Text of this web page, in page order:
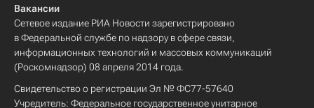
Вакансии
Сетевое издание РИА Новости зарегистрировано
в Федеральной службе по надзору в сфере связи,
информационных технологий и массовых коммуникаций
(Роскомнадзор) 08 апреля 2014 года.
Свидетельство о регистрации Эл № ФС77-57640
Учредитель: Федеральное государственное унитарное